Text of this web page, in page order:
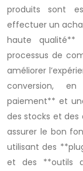
produits sont
effectuer un
haute qualité**
processus de
améliorer
conversion,
paiement** et
des stocks et
assurer le bon
utilisant des
et des **outils